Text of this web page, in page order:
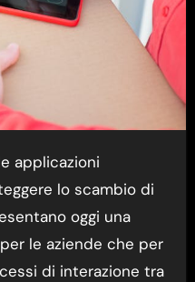
applicazioni
lo scambio di
oggi una
le aziende che per
di interazione tra